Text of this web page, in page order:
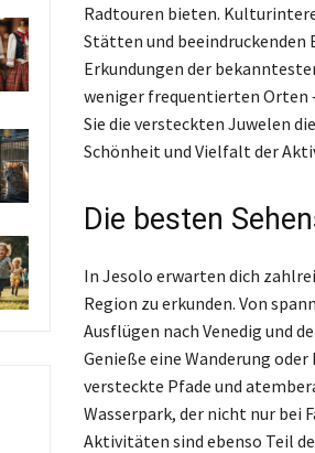
Radtouren bieten.
Stätten und beeindruckenden
Erkundungen der
weniger frequentierten Orten
Sie die versteckten Juwelen
Schönheit und Vielfalt der
Die besten
In Jesolo erwarten dich
Region zu erkunden. Von
Ausflügen nach Venedig und
Genieße eine Wanderung
versteckte Pfade und
Wasserpark, der nicht nur bei
Aktivitäten sind ebenso Teil